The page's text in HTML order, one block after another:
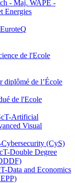
- Maj. WAPE -
Energies
de l'Ecole
diplômé de l’École
de l'Ecole
Artificial
Visual
(CyS)
Double Degree
Data and Economics